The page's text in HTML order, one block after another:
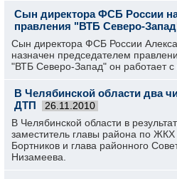
Сын директора ФСБ России
правления "ВТБ Северо-
Сын директора ФСБ России
назначен председателем
"ВТБ Северо-Запад" он работает с
В Челябинской области два
ДТП
26.11.2010
В Челябинской области в
заместитель главы района по ЖКХ
Бортников и глава районного
Низамеева.